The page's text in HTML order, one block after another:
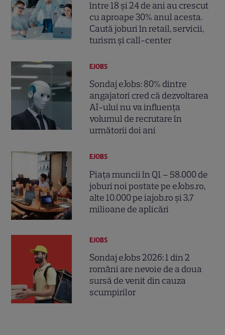
între 18 și 24 de ani au crescut
cu aproape 30% anul acesta.
Caută joburi în retail, servicii,
turism și call-center
EJOBS
Sondaj eJobs: 80% dintre
angajatori cred că dezvoltarea
AI-ului nu va influența
volumul de recrutare în
următorii doi ani
EJOBS
Piața muncii în Q1 – 58.000 de
joburi noi postate pe eJobs.ro,
alte 10.000 pe iajob.ro și 3,7
milioane de aplicări
EJOBS
Sondaj eJobs 2026: 1 din 2
români are nevoie de a doua
sursă de venit din cauza
scumpirilor